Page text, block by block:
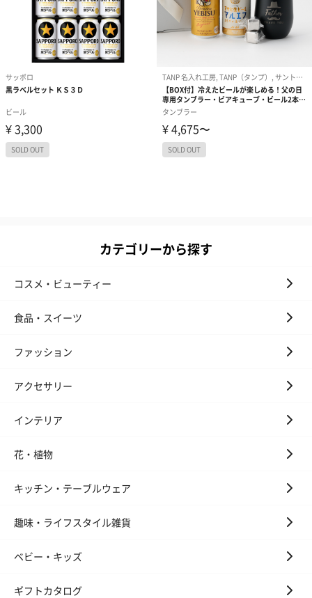
カテゴリーから探す
コスメ・ビューティー
食品・スイーツ
ファッション
アクセサリー
インテリア
花・植物
キッチン・テーブルウェア
趣味・ライフスタイル雑貨
ベビー・キッズ
ギフトカタログ